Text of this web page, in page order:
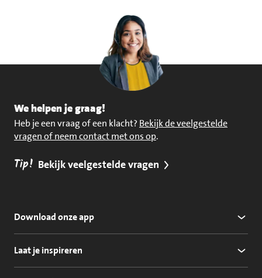
We helpen je graag!
Heb je een vraag of een klacht? Bekijk de veelgestelde
vragen of neem contact met ons op.
Tip! Bekijk veelgestelde vragen
Download onze app
Laat je inspireren